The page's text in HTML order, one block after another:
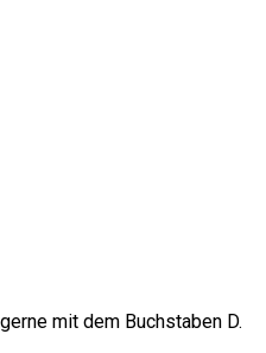
mit dem Buchstaben D.